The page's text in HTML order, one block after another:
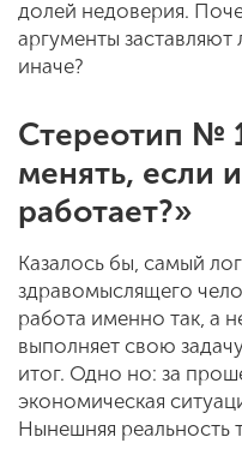
долей недоверия.
аргументы
иначе?
Стереотип №
менять, если
работает?»
Казалось бы, самый
здравомыслящего
работа именно так, а
выполняет свою
итог. Одно но: за
экономическая
Нынешняя реальность